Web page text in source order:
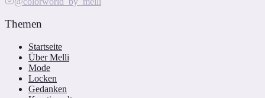
Themen
Startseite
Über Melli
Mode
Locken
Gedanken